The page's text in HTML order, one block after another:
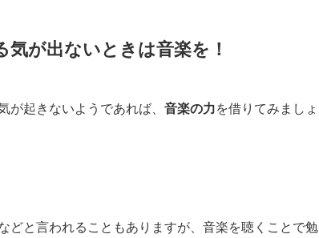
が出ないときは音楽を！
が起きないようであれば、 音楽の力を借りてみましょ
どと言われることもありますが、音楽を聴くことで勉